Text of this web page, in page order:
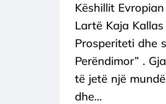
Këshillit
Lartë Kaja
Prosperiteti dhe
Perëndimor” .
të jetë një
dhe...